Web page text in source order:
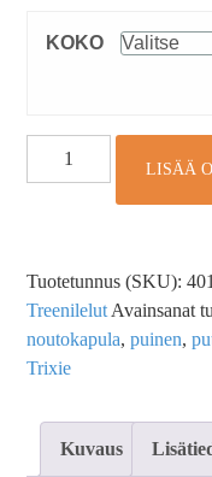
KOKO
LISÄÄ
Tuotetunnus (SKU):
Treenilelut Avainsanat
noutokapula,puinen,
Trixie
Kuvaus